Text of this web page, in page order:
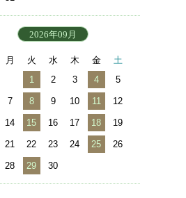
2026年09月
月 火 水 木 金
土
1
2 3 4 5
7 8 9 10 11 12
14 15 16 17 18 19
21 22 23 24 25 26
28 29 30